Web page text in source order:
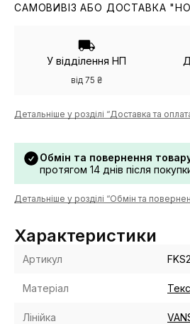
САМОВИВІЗ АБО ДОСТАВКА
У відділення НП
від 75 ₴
Детальніше у розділі “Доставка та
Обмін та повернення
протягом 14 днів після
Детальніше у розділі “Обмін та
Характеристики
Артикул
Матеріал
Лінійка